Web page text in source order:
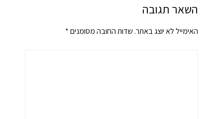
השאר תגובה
האימייל לא יוצג באתר. שדות החובה מסומנים*